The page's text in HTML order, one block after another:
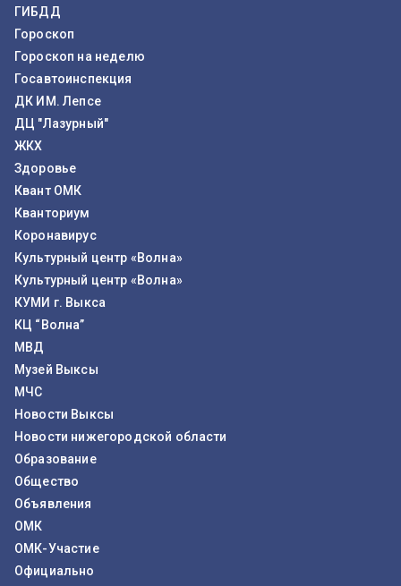
ГИБДД
Гороскоп
Гороскоп на неделю
Госавтоинспекция
ДК ИМ. Лепсе
ДЦ "Лазурный"
ЖКХ
Здоровье
Квант ОМК
Кванториум
Коронавирус
Культурный центр «Волна»
Культурный центр «Волна»
КУМИ г. Выкса
КЦ “Волна”
МВД
Музей Выксы
МЧС
Новости Выксы
Новости нижегородской области
Образование
Общество
Объявления
ОМК
ОМК-Участие
Официально